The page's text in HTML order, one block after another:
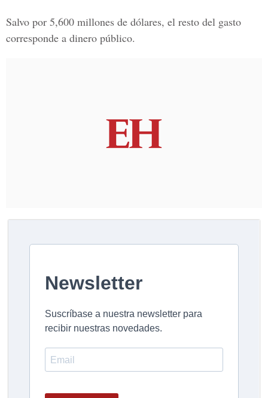
Salvo por 5,600 millones de dólares, el resto del gasto
corresponde a dinero público.